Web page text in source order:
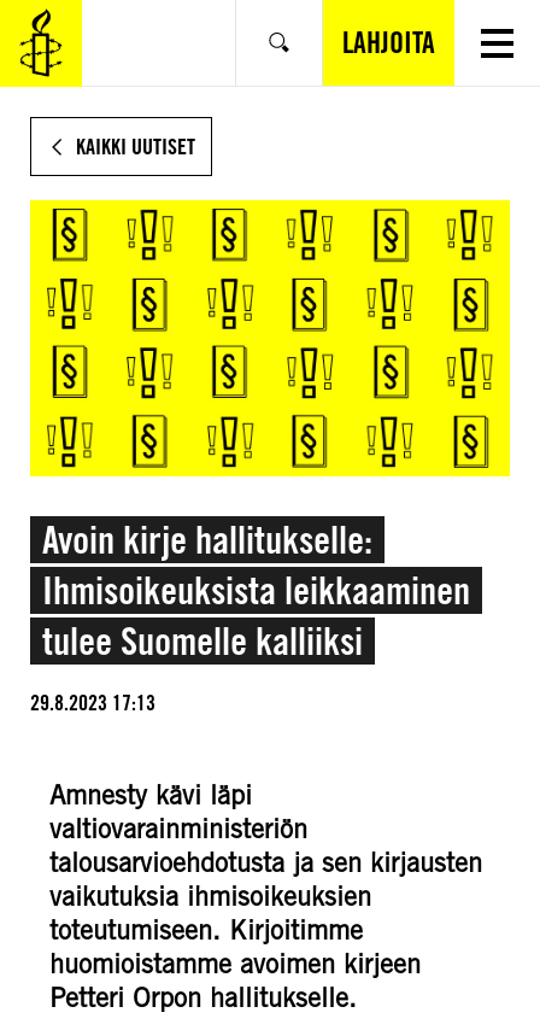
SIIRRY
VARSINAISEEN
SISÄLTÖÖN
Hae LAHJOITA
KAIKKI UUTISET
Avoin kirje hallitukselle:
Ihmisoikeuksista leikkaaminen
tulee Suomelle kalliiksi
29.8.2023 17:13
Amnesty kävi läpi
valtiovarainministeriön
talousarvioehdotusta ja sen kirjausten
vaikutuksia ihmisoikeuksien
toteutumiseen. Kirjoitimme
huomioistamme avoimen kirjeen
Petteri Orpon hallitukselle.